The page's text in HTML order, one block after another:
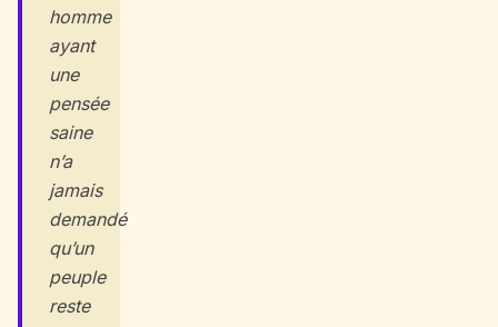
homme
ayant
une
pensée
saine
n’a
jamais
demandé
qu’un
peuple
reste